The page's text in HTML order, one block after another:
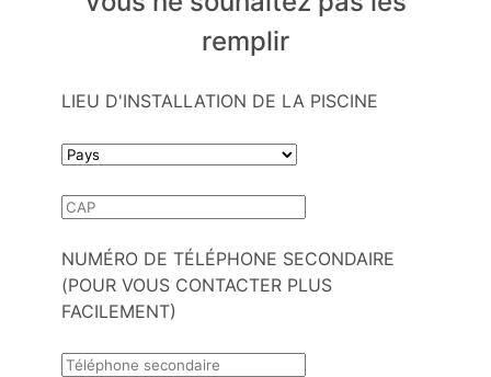
remplir
LIEU D'INSTALLATION DE LA PISCINE
NUMÉRO DE TÉLÉPHONE SECONDAIRE
(POUR VOUS CONTACTER PLUS
FACILEMENT)